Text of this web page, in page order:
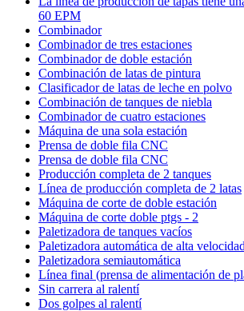
60 EPM
Combinador
Combinador de tres estaciones
Combinador de doble estación
Combinación de latas de pintura
Clasificador de latas de leche en polvo
Combinación de tanques de niebla
Combinador de cuatro estaciones
Máquina de una sola estación
Prensa de doble fila CNC
Prensa de doble fila CNC
Producción completa de 2 tanques
Línea de producción completa de 2 latas
Máquina de corte de doble estación
Máquina de corte doble ptgs - 2
Paletizadora de tanques vacíos
Paletizadora automática de alta velocidad
Paletizadora semiautomática
Línea final (prensa de alimentación de
Sin carrera al ralentí
Dos golpes al ralentí